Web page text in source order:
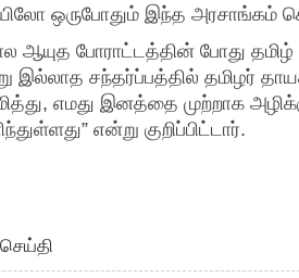
ஒருபோதும் இந்த அரசாங்கம்
ஆயுத போராட்டத்தின் போது
இல்லாத சந்தர்ப்பத்தில் தமிழர்
எமது இனத்தை முற்றாக
என்று குறிப்பிட்டார்.